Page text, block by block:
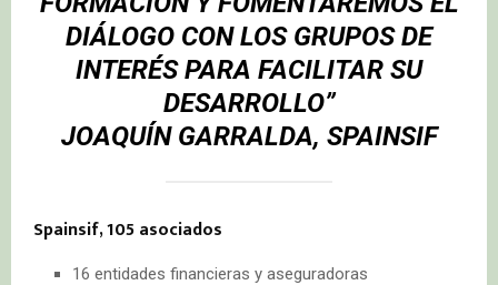
DIÁLOGO CON LOS GRUPOS DE
INTERÉS PARA FACILITAR SU
DESARROLLO”
JOAQUÍN GARRALDA, SPAINSIF
Spainsif, 105 asociados
16 entidades financieras y aseguradoras